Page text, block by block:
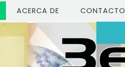
(CURRENT)
ACERCA DE CONTACTO